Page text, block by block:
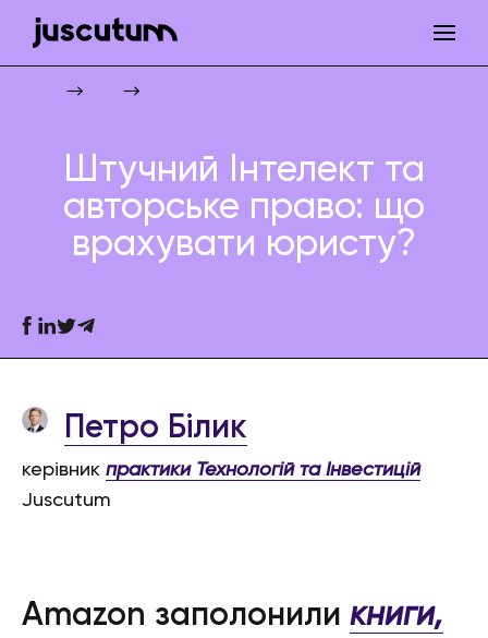
Штучний Інтелект та
авторське право: що
врахувати юристу?
Петро Білик
керівник практики Технологій та Інвестицій
Juscutum
Amazon заполонили книги,